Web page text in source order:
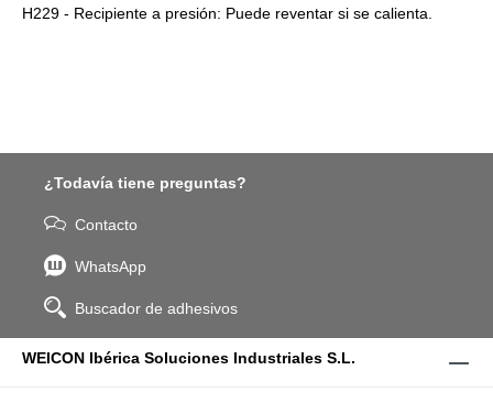
H229 - Recipiente a presión: Puede reventar si se calienta.
¿Todavía tiene preguntas?
Contacto
WhatsApp
Buscador de adhesivos
WEICON Ibérica Soluciones Industriales S.L.